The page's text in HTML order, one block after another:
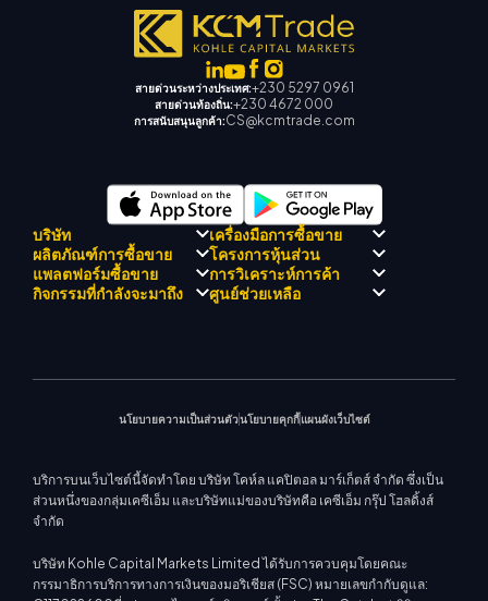
สายด่วนระหว่างประเทศ:+230 5297 0961
สายด่วนท้องถิ่น:+230 4672 000
การสนับสนุนลูกค้า:CS@kcmtrade.com
บริษัท
การปฏิบัติตามกฎระเบียบ
เกี่ยวกับ KCM เทรด
ทีมดริฟท์เทรด เคซีเอ็ม
เครื่องมือการซื้อขาย
KCM เทรด AI ที่ปรึกษา
ศูนย์สัญญาณเทรด เคซีเอ็ม
ปฏิทินเศรษฐกิ
ผลิตภัณฑ์การซื้อขาย
Forex
โครงการหุ้นส่วน
แนะนำโปรแกรมโบรกเกอร์
แพลตฟอร์มซื้อขาย การวิเคราะห์การค้า
ทีมนักวิเคราะห์ตลาด
กิจกรรมที่กำลังจะมาถึง ศูนย์ช่วยเหลือ
นโยบายความเป็นส่วนตัวนโยบายคุกกี้ แผนผังเว็บไซต์
บริการบนเว็บไซต์นี้จัดทำโดย บริษัท โคห์ล แคปิตอล มาร์เก็ตส์ จำกัด ซึ่งเป็น
ส่วนหนึ่งของกลุ่มเคซีเอ็ม และบริษัทแม่ของบริษัทคือ เคซีเอ็ม กรุ๊ป โฮลดิ้งส์
จำกัด
บริษัท Kohle Capital Markets Limited ได้รับการควบคุมโดยคณะ
กรรมาธิการบริการทางการเงินของมอริเชียส (FSC) หมายเลขกำกับดูแล: